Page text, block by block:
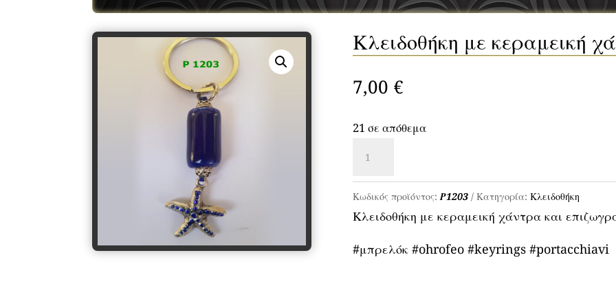
Κλειδοθήκη με κεραμεική
7,00 €
21 σε απόθεμα
κεραμεική
χάντρα
Κωδ.
Κωδικός προϊόντος:Ρ1203 Κατηγορία: Κλειδοθήκη
Κλειδοθήκη με κεραμεική χάντρα και
#μπρελόκ #ohrofeo #keyrings #portacchiavi